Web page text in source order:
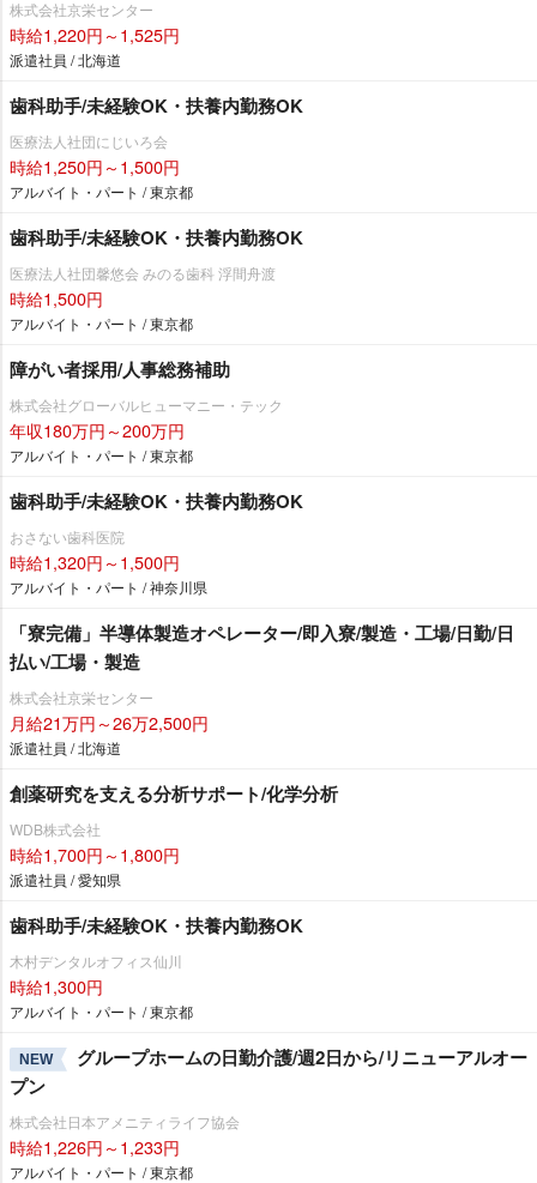
株式会社京栄センター
時給1,220円～1,525円
派遣社員 / 北海道
歯科助手/未経験OK・扶養内勤務OK
医療法人社団にじいろ会
時給1,250円～1,500円
アルバイト・パート / 東京都
歯科助手/未経験OK・扶養内勤務OK
医療法人社団馨悠会 みのる歯科 浮間舟渡
時給1,500円
アルバイト・パート / 東京都
障がい者採用/人事総務補助
株式会社グローバルヒューマニー・テック
年収180万円～200万円
アルバイト・パート / 東京都
歯科助手/未経験OK・扶養内勤務OK
おさない歯科医院
時給1,320円～1,500円
アルバイト・パート / 神奈川県
「寮完備」半導体製造オペレーター/即入寮/製造・工場/日勤/日
払い/工場・製造
株式会社京栄センター
月給21万円～26万2,500円
派遣社員 / 北海道
創薬研究を支える分析サポート/化学分析
WDB株式会社
時給1,700円～1,800円
派遣社員 / 愛知県
歯科助手/未経験OK・扶養内勤務OK
木村デンタルオフィス仙川
時給1,300円
アルバイト・パート / 東京都
NEW
グループホームの日勤介護/週2日から/リニューアルオー
プン
株式会社日本アメニティライフ協会
時給1,226円～1,233円
アルバイト・パート / 東京都